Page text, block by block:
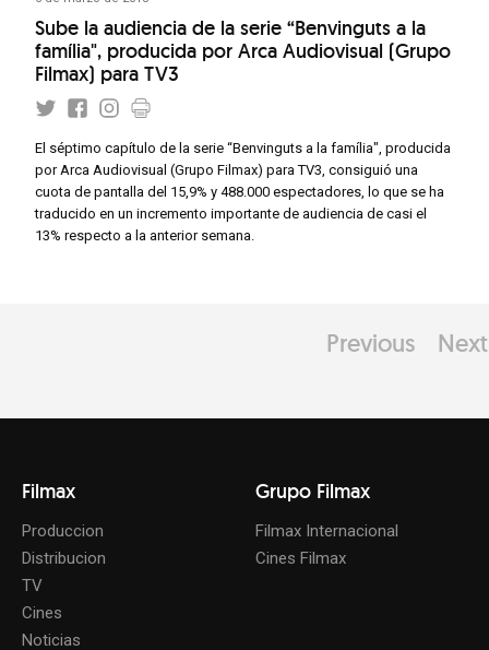
Sube la audiencia de la serie “Benvinguts a la
família", producida por Arca Audiovisual (Grupo
Filmax) para TV3
El séptimo capítulo de la serie “Benvinguts a la família", producida
por Arca Audiovisual (Grupo Filmax) para TV3, consiguió una
cuota de pantalla del 15,9% y 488.000 espectadores, lo que se ha
traducido en un incremento importante de audiencia de casi el
13% respecto a la anterior semana.
Previous Next
Filmax
Produccion
Distribucion
TV
Cines
Noticias
Grupo Filmax
Filmax Internacional
Cines Filmax